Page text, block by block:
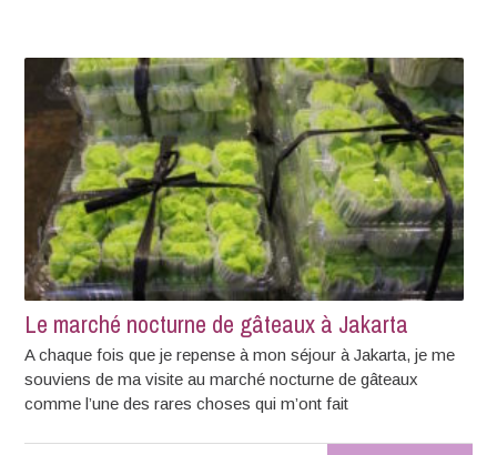
Le marché nocturne de gâteaux à Jakarta
A chaque fois que je repense à mon séjour à Jakarta, je me
souviens de ma visite au marché nocturne de gâteaux
comme l’une des rares choses qui m’ont fait